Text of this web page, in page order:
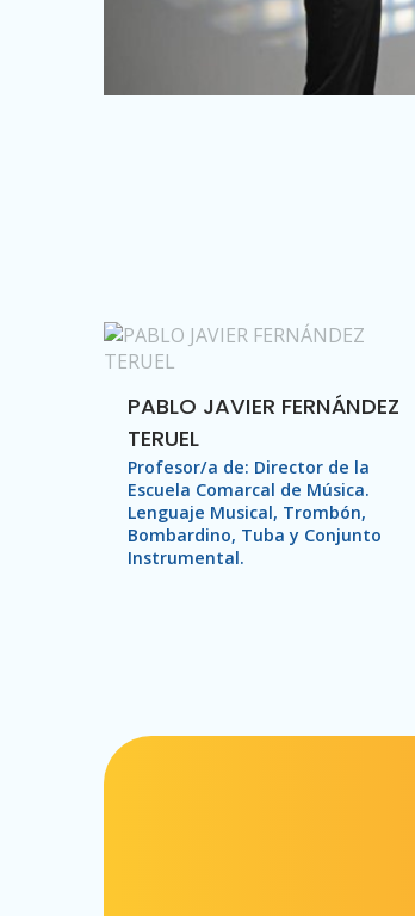
PABLO JAVIER FERNÁNDEZ
TERUEL
Profesor/a de: Director de la
Escuela Comarcal de Música.
Lenguaje Musical, Trombón,
Bombardino, Tuba y Conjunto
Instrumental.